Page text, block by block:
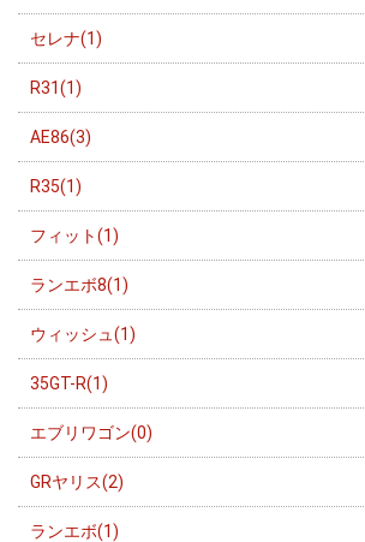
セレナ(1)
R31(1)
AE86(3)
R35(1)
フィット(1)
ランエボ8(1)
ウィッシュ(1)
35GT-R(1)
エブリワゴン(0)
GRヤリス(2)
ランエボ(1)